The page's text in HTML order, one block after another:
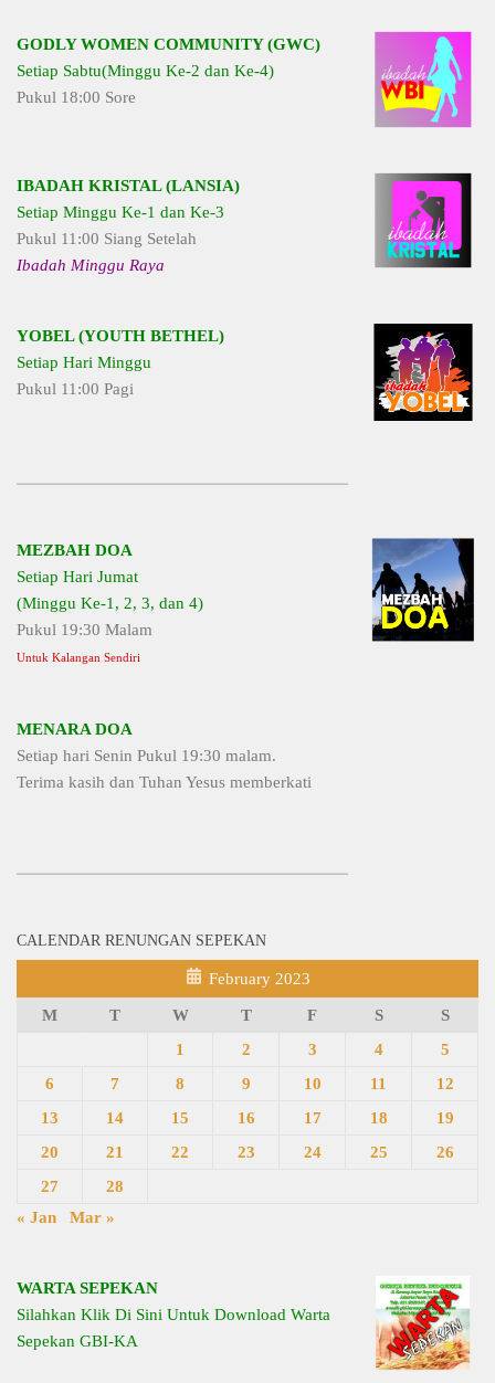
GODLY WOMEN COMMUNITY (GWC)
Setiap Sabtu(Minggu Ke-2 dan Ke-4)
Pukul 18:00 Sore
IBADAH KRISTAL (LANSIA)
Setiap Minggu Ke-1 dan Ke-3
Pukul 11:00 Siang Setelah
Ibadah Minggu Raya
YOBEL (YOUTH BETHEL)
Setiap Hari Minggu
Pukul 11:00 Pagi
MEZBAH DOA
Setiap Hari Jumat
(Minggu Ke-1, 2, 3, dan 4)
Pukul 19:30 Malam
Untuk Kalangan Sendiri
MENARA DOA
Setiap hari Senin Pukul 19:30 malam.
Terima kasih dan Tuhan Yesus memberkati
CALENDAR RENUNGAN SEPEKAN
February 2023
M T W T F S
S
1
2 3 4
5
6
7 8 9 10 11
12
13
14 15 16 17 18
19
20
21 22 23 24 25
26
27
28
« Jan
Mar »
WARTA SEPEKAN
Silahkan Klik Di Sini Untuk Download Warta
Sepekan GBI-KA